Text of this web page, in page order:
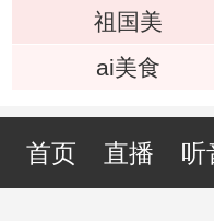
祖国美
ai美食
首页 直播 听